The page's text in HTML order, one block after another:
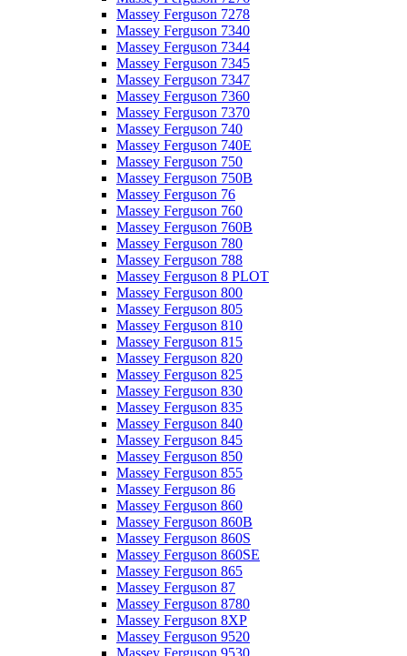
Massey Ferguson 7278
Massey Ferguson 7340
Massey Ferguson 7344
Massey Ferguson 7345
Massey Ferguson 7347
Massey Ferguson 7360
Massey Ferguson 7370
Massey Ferguson 740
Massey Ferguson 740E
Massey Ferguson 750
Massey Ferguson 750B
Massey Ferguson 76
Massey Ferguson 760
Massey Ferguson 760B
Massey Ferguson 780
Massey Ferguson 788
Massey Ferguson 8 PLOT
Massey Ferguson 800
Massey Ferguson 805
Massey Ferguson 810
Massey Ferguson 815
Massey Ferguson 820
Massey Ferguson 825
Massey Ferguson 830
Massey Ferguson 835
Massey Ferguson 840
Massey Ferguson 845
Massey Ferguson 850
Massey Ferguson 855
Massey Ferguson 86
Massey Ferguson 860
Massey Ferguson 860B
Massey Ferguson 860S
Massey Ferguson 860SE
Massey Ferguson 865
Massey Ferguson 87
Massey Ferguson 8780
Massey Ferguson 8XP
Massey Ferguson 9520
Massey Ferguson 9530